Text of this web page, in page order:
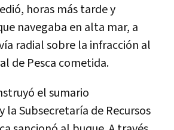
horas más tarde y
navegaba en alta mar, a
radial sobre la infracción al
de Pesca cometida.
el sumario
la Subsecretaría de Recursos